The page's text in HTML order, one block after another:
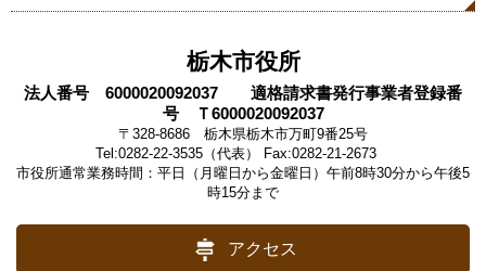
栃木市役所
法人番号 6000020092037 適格請求書発行事業者登録番
号 Ｔ6000020092037
〒328-8686 栃木県栃木市万町9番25号
Tel:0282-22-3535（代表） Fax:0282-21-2673
市役所通常業務時間：平日（月曜日から金曜日）午前8時30分から午後5
時15分まで
アクセス